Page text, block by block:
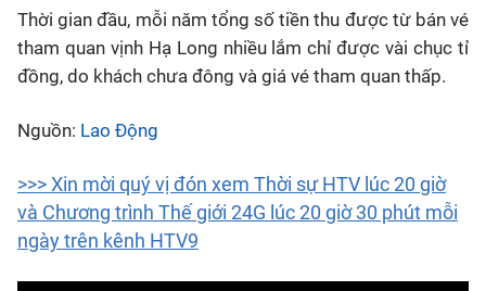
Thời gian đầu, mỗi năm tổng số tiền thu được từ bán vé
tham quan vịnh Hạ Long nhiều lắm chỉ được vài chục tỉ
đồng, do khách chưa đông và giá vé tham quan thấp.
Nguồn: Lao Động
>>> Xin mời quý vị đón xem Thời sự HTV lúc 20 giờ
và Chương trình Thế giới 24G lúc 20 giờ 30 phút mỗi
ngày trên kênh HTV9